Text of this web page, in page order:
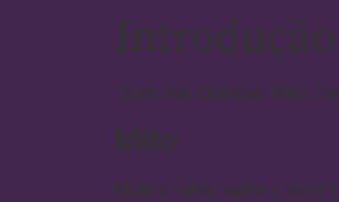
“Sono das Crianças: Mito,
Mito
Muitos mitos sobre o sono